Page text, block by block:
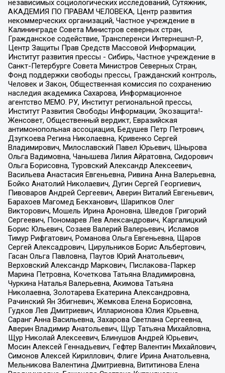
независимых социологических исследований, Сутяжник,
АКАДЕМИЯ ПО ПРАВАМ ЧЕЛОВЕКА, Центр развития
некоммерческих организаций, Частное учреждение в
Калининграде Совета Министров северных стран,
Гражданское содействие, Трансперенси Интернешнл-Р,
Центр Защиты Прав Средств Массовой Информации,
Институт развития прессы - Сибирь, Частное учреждение в
Санкт-Петербурге Совета Министров Северных Стран,
Фонд поддержки свободы прессы, Гражданский контроль,
Человек и Закон, Общественная комиссия по сохранению
наследия академика Сахарова, Информационное
агентство МЕМО. РУ, Институт региональной прессы,
Институт Развития Свободы Информации, Экозащита!-
Женсовет, Общественный вердикт, Евразийская
антимонопольная ассоциация, Бедушев Петр Петрович,
Дзугкоева Регина Николаевна, Кривенко Сергей
Владимирович, Милославский Павел Юрьевич, Шнырова
Ольга Вадимовна, Чанышева Лилия Айратовна, Сидорович
Ольга Борисовна, Туровский Александр Алексеевич,
Васильева Анастасия Евгеньевна, Ривина Анна Валерьевна,
Бойко Анатолий Николаевич, Дугин Сергей Георгиевич,
Пивоваров Андрей Сергеевич, Аверин Виталий Евгеньевич,
Барахоев Магомед Бекханович, Шарипков Олег
Викторович, Мошель Ирина Ароновна, Шведов Григорий
Сергеевич, Пономарев Лев Александрович, Каргалицкий
Борис Юльевич, Созаев Валерий Валерьевич, Исламов
Тимур Рифгатович, Романова Ольга Евгеньевна, Щаров
Сергей Алексадрович, Цирульников Борис Альбертович,
Гасан Ольга Павловна, Паутов Юрий Анатольевич,
Верховский Александр Маркович, Пислакова-Паркер
Марина Петровна, Кочеткова Татьяна Владимировна,
Чуркина Наталья Валерьевна, Акимова Татьяна
Николаевна, Золотарева Екатерина Александровна,
Рачинский Ян Збигневич, Жемкова Елена Борисовна,
Гудков Лев Дмитриевич, Илларионова Юлия Юрьевна,
Саранг Анна Васильевна, Захарова Светлана Сергеевна,
Аверин Владимир Анатольевич, Щур Татьяна Михайловна,
Щур Николай Алексеевич, Блинушов Андрей Юрьевич,
Мосин Алексей Геннадьевич, Гефтер Валентин Михайлович,
Симонов Алексей Кириллович, Флиге Ирина Анатольевна,
Мельникова Валентина Дмитриевна, Вититинова Елена